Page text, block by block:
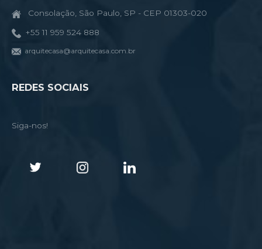
Consolação, São Paulo, SP - CEP 01303-020
+55 11 959 524 888
arquitecasa@arquitecasa.com.br
REDES SOCIAIS
Siga-nos!